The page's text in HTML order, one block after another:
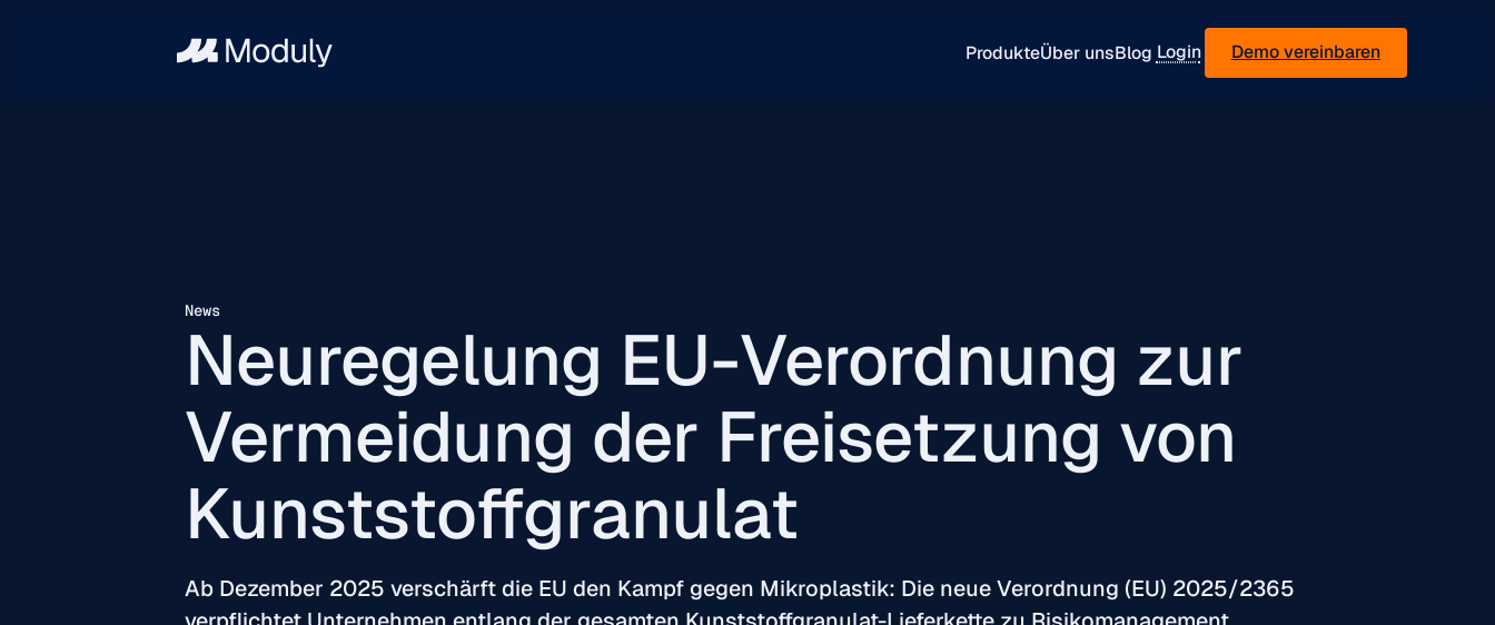
ProdukteÜber unsBlog Login Demo vereinbaren
News
Neuregelung EU-Verordnung zur
Vermeidung der Freisetzung von
Kunststoffgranulat
Ab Dezember 2025 verschärft die EU den Kampf gegen Mikroplastik: Die neue Verordnung (EU) 2025/2365